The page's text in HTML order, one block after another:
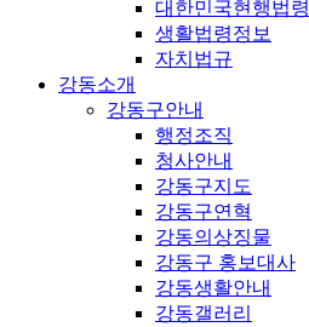
대한민국현행법령
생활법령정보
자치법규
강동소개
강동구안내
행정조직
청사안내
강동구지도
강동구연혁
강동의상징물
강동구 홍보대사
강동생활안내
강동갤러리